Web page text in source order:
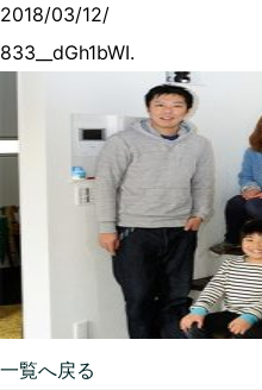
2018/03/12/
833__dGh1bWI.
一覧へ戻る